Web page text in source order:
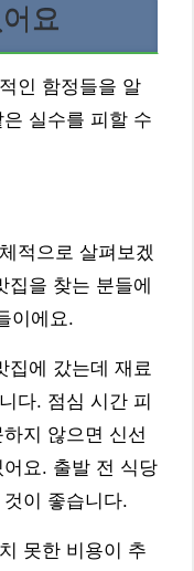
요
인 함정들을 알
실수를 피할 수
적으로 살펴보겠
을 찾는 분들에
이에요.
집에 갔는데 재료
다. 점심 시간 피
지 않으면 신선
요. 출발 전 식당
이 좋습니다.
못한 비용이 추